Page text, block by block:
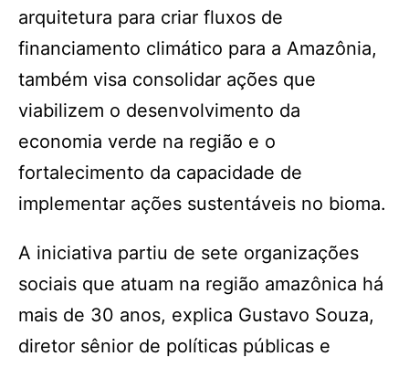
arquitetura para criar fluxos de
financiamento climático para a Amazônia,
também visa consolidar ações que
viabilizem o desenvolvimento da
economia verde na região e o
fortalecimento da capacidade de
implementar ações sustentáveis no bioma.
A iniciativa partiu de sete organizações
sociais que atuam na região amazônica há
mais de 30 anos, explica Gustavo Souza,
diretor sênior de políticas públicas e